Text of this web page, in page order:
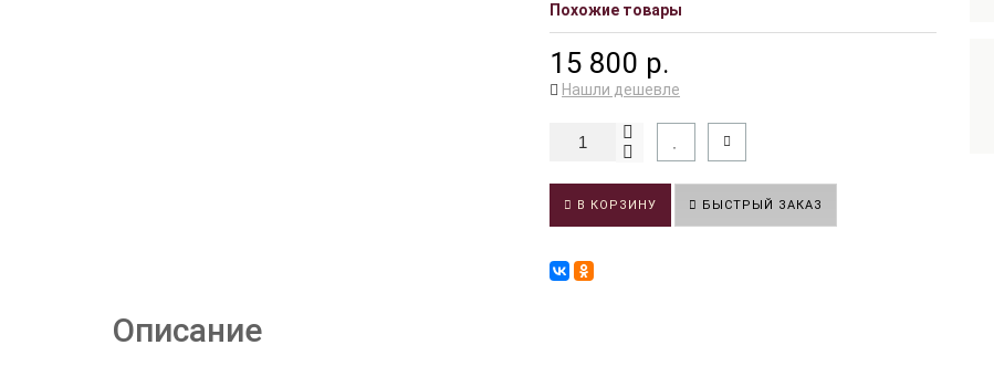
Похожие товары
15 800 р.
Нашли дешевле
В КОРЗИНУ БЫСТРЫЙ ЗАКАЗ
Описание